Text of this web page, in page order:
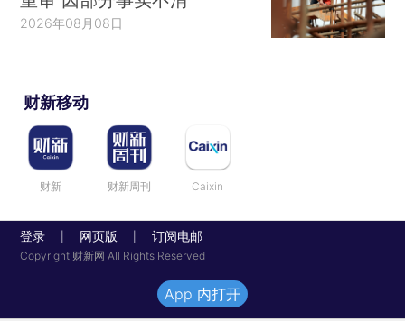
2026年08月08日
财新移动
财新 财新周刊 Caixin
登录 网页版 订阅电邮
Copyright 财新网 All Rights Reserved
App 内打开